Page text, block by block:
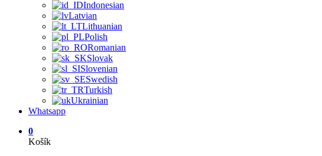
Indonesian
Latvian
Lithuanian
Polish
Romanian
Slovak
Slovenian
Swedish
Turkish
Ukrainian
Whatsapp
0
Košík